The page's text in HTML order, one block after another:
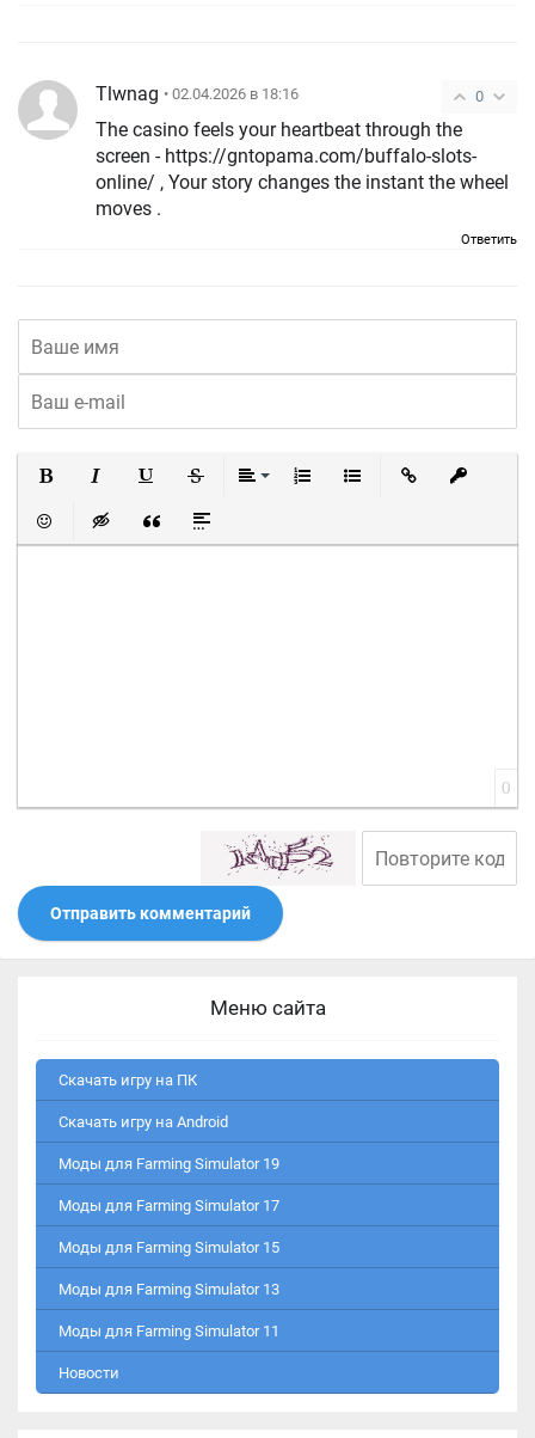
0
Tlwnag • 02.04.2026 в 18:16
The casino feels your heartbeat through the
screen - https://gntopama.com/buffalo-slots-
online/ , Your story changes the instant the wheel
moves .
Ответить
Вставить смайлик
Вставка скрытого текста
Вставка цитаты
Вставка спойлера
0
Отправить комментарий
Меню сайта
Скачать игру на ПК
Скачать игру на Android
Моды для Farming Simulator 19
Моды для Farming Simulator 17
Моды для Farming Simulator 15
Моды для Farming Simulator 13
Моды для Farming Simulator 11
Новости